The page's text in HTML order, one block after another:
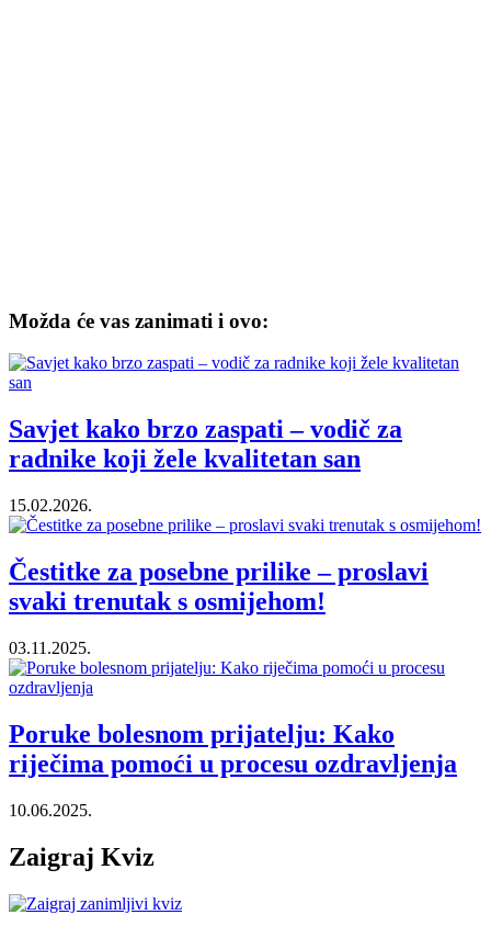
Možda će vas zanimati i ovo:
Savjet kako brzo zaspati – vodič za
radnike koji žele kvalitetan san
15.02.2026.
Čestitke za posebne prilike – proslavi
svaki trenutak s osmijehom!
03.11.2025.
Poruke bolesnom prijatelju: Kako
riječima pomoći u procesu ozdravljenja
10.06.2025.
Zaigraj Kviz